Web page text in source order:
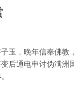
，晚年信奉佛教
后通电申讨伪满